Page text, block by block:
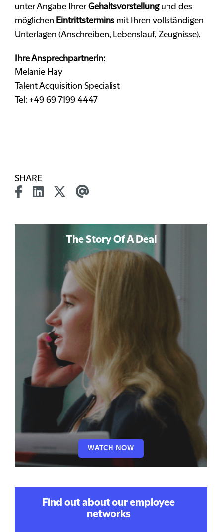
unter Angabe Ihrer Gehaltsvorstellungund des
möglichen Eintrittstermins mit Ihren vollständigen
Unterlagen (Anschreiben, Lebenslauf, Zeugnisse).
Ihre Ansprechpartnerin:
Melanie Hay
Talent Acquisition Specialist
Tel: +49 69 7199 4447
SHARE
The Story Of A Deal
WATCH NOW
Find out about our employee
networks